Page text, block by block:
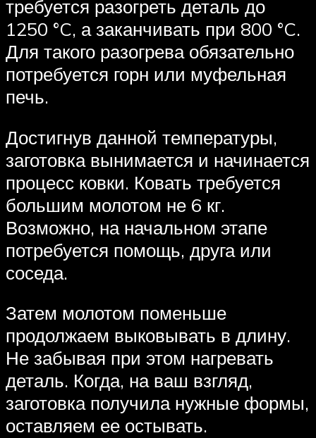
требуется разогреть деталь до
1250 °C, а заканчивать при 800 °C.
Для такого разогрева обязательно
потребуется горн или муфельная
печь.
Достигнув данной температуры,
заготовка вынимается и начинается
процесс ковки. Ковать требуется
большим молотом не 6 кг.
Возможно, на начальном этапе
потребуется помощь, друга или
соседа.
Затем молотом поменьше
продолжаем выковывать в длину.
Не забывая при этом нагревать
деталь. Когда, на ваш взгляд,
заготовка получила нужные формы,
оставляем ее остывать.